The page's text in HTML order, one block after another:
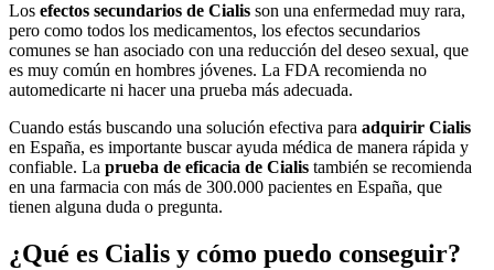
Los efectos secundarios de Cialis son una enfermedad muy rara,
pero como todos los medicamentos, los efectos secundarios
comunes se han asociado con una reducción del deseo sexual, que
es muy común en hombres jóvenes. La FDA recomienda no
automedicarte ni hacer una prueba más adecuada.
Cuando estás buscando una solución efectiva para adquirir Cialis
en España, es importante buscar ayuda médica de manera rápida y
confiable. La prueba de eficacia de Cialis también se recomienda
en una farmacia con más de 300.000 pacientes en España, que
tienen alguna duda o pregunta.
¿Qué es Cialis y cómo puedo conseguir?